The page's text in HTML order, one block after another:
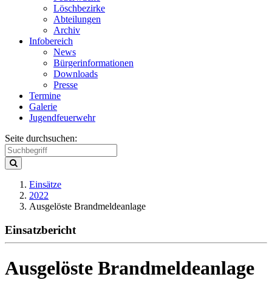
Löschbezirke
Abteilungen
Archiv
Infobereich
News
Bürgerinformationen
Downloads
Presse
Termine
Galerie
Jugendfeuerwehr
Seite durchsuchen:
Einsätze
2022
Ausgelöste Brandmeldeanlage
Einsatzbericht
Ausgelöste Brandmeldeanlage